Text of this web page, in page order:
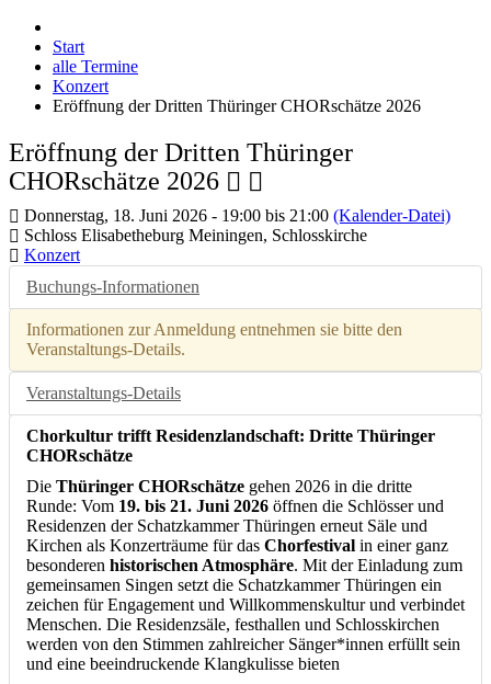
Start
alle Termine
Konzert
Eröffnung der Dritten Thüringer CHORschätze 2026
Eröffnung der Dritten Thüringer
CHORschätze 2026
Donnerstag, 18. Juni 2026 - 19:00 bis 21:00 (Kalender-Datei)
Schloss Elisabetheburg Meiningen, Schlosskirche
Konzert
Buchungs-Informationen
Informationen zur Anmeldung entnehmen sie bitte den
Veranstaltungs-Details.
Veranstaltungs-Details
Chorkultur trifft Residenzlandschaft: Dritte Thüringer
CHORschätze
Die Thüringer CHORschätze gehen 2026 in die dritte
Runde: Vom 19. bis 21. Juni 2026 öffnen die Schlösser und
Residenzen der Schatzkammer Thüringen erneut Säle und
Kirchen als Konzerträume für das Chorfestival in einer ganz
besonderen historischen Atmosphäre. Mit der Einladung zum
gemeinsamen Singen setzt die Schatzkammer Thüringen ein
zeichen für Engagement und Willkommenskultur und verbindet
Menschen. Die Residenzsäle, festhallen und Schlosskirchen
werden von den Stimmen zahlreicher Sänger*innen erfüllt sein
und eine beeindruckende Klangkulisse bieten